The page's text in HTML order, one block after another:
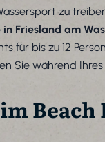
zu
Friesland am
für bis zu 12
Sie während